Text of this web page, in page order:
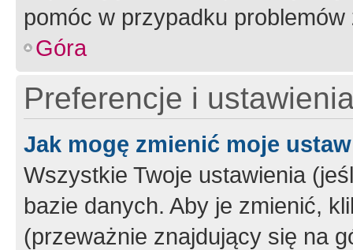
pomóc w przypadku
Góra
Preferencje i
Jak mogę zmienić moje
Wszystkie Twoje ustawienia
bazie danych. Aby je zmienić,
(przeważnie znajdujący się na